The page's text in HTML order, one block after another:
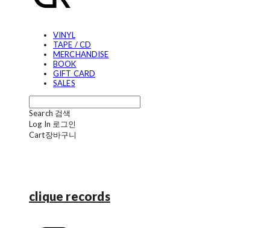
VINYL
TAPE / CD
MERCHANDISE
BOOK
GIFT CARD
SALES
Search 검색
Log In 로그인
Cart장바구니
clique records